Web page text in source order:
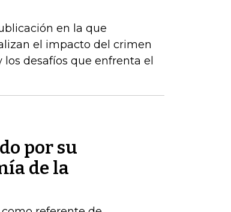
en la que
el impacto del crimen
desafíos que enfrenta el
por su
de la